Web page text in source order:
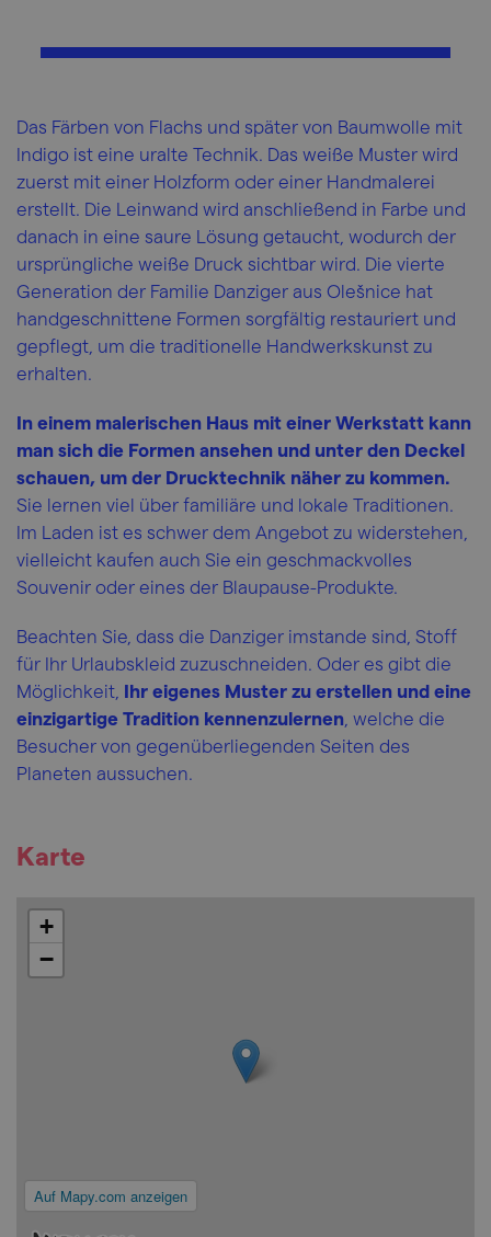
Das Färben von Flachs und später von Baumwolle mit
Indigo ist eine uralte Technik. Das weiße Muster wird
zuerst mit einer Holzform oder einer Handmalerei
erstellt. Die Leinwand wird anschließend in Farbe und
danach in eine saure Lösung getaucht, wodurch der
ursprüngliche weiße Druck sichtbar wird. Die vierte
Generation der Familie Danziger aus Olešnice hat
handgeschnittene Formen sorgfältig restauriert und
gepflegt, um die traditionelle Handwerkskunst zu
erhalten.
In einem malerischen Haus mit einer Werkstatt kann
man sich die Formen ansehen und unter den Deckel
schauen, um der Drucktechnik näher zu kommen.
Sie lernen viel über familiäre und lokale Traditionen.
Im Laden ist es schwer dem Angebot zu widerstehen,
vielleicht kaufen auch Sie ein geschmackvolles
Souvenir oder eines der Blaupause-Produkte.
Beachten Sie, dass die Danziger imstande sind, Stoff
für Ihr Urlaubskleid zuzuschneiden. Oder es gibt die
Möglichkeit, Ihr eigenes Muster zu erstellen und eine
einzigartige Tradition kennenzulernen , welche die
Besucher von gegenüberliegenden Seiten des
Planeten aussuchen.
Karte
Auf Mapy.com anzeigen
+
−